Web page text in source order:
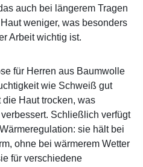
auch bei längerem Tragen
weniger, was besonders
Arbeit wichtig ist.
für Herren aus Baumwolle
wie Schweiß gut
Haut trocken, was
Schließlich verfügt
sie hält bei
ohne bei wärmerem Wetter
für verschiedene